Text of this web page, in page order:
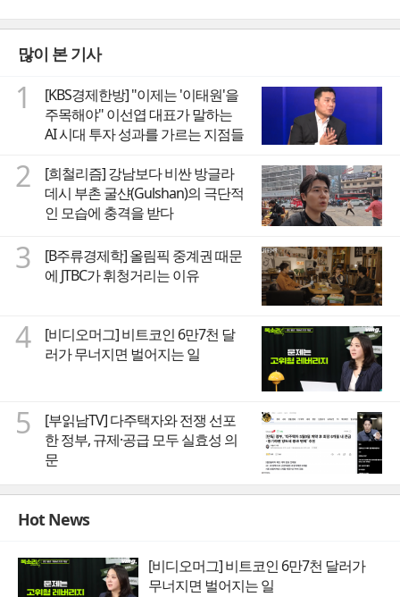
많이 본 기사
1
[KBS경제한방] "이제는 '이태원'을
주목해야" 이선엽 대표가 말하는
AI 시대 투자 성과를 가르는 지점들
2
[희철리즘] 강남보다 비싼 방글라
데시 부촌 굴샨(Gulshan)의 극단적
인 모습에 충격을 받다
3
[B주류경제학] 올림픽 중계권 때문
에 JTBC가 휘청거리는 이유
4
[비디오머그] 비트코인 6만7천 달
러가 무너지면 벌어지는 일
5
[부읽남TV] 다주택자와 전쟁 선포
한 정부, 규제·공급 모두 실효성 의
문
Hot News
[비디오머그] 비트코인 6만7천 달러가
무너지면 벌어지는 일